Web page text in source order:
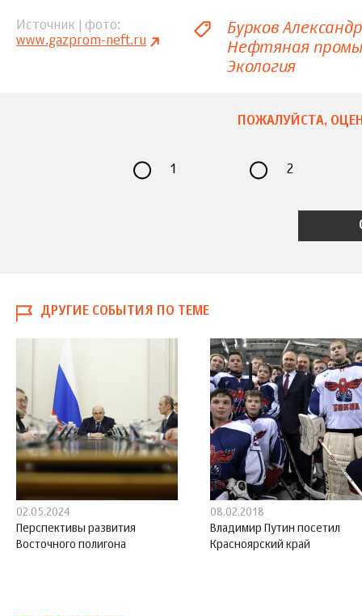
Источник | фото
www.gazprom-neft.ru
Бурков Александр
Нефтяная
Экология
ПОЖАЛУЙСТА,
1 2
ДРУГИЕ СОБЫТИЯ ПО ТЕМЕ
02.05.2024
Перспективы развития
Восточного полигона
08.02.2018
Владимир Путин посетил
Красноярский край